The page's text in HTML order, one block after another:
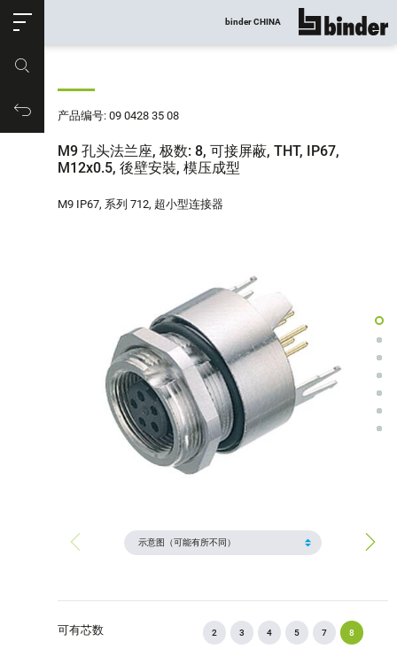
购物车
binder CHINA 显示所有
产品编号: 09 0428 35 08
M9 孔头法兰座, 极数: 8, 可接屏蔽, THT, IP67,
M12x0.5, 後壁安裝, 模压成型
M9 IP67, 系列 712, 超小型连接器
可有芯数 2 3 4 5 7 8